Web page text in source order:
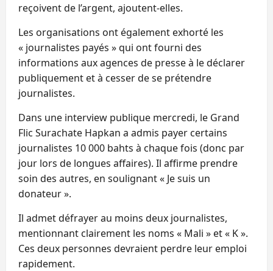
reçoivent de l’argent, ajoutent-elles.
Les organisations ont également exhorté les
« journalistes payés » qui ont fourni des
informations aux agences de presse à le déclarer
publiquement et à cesser de se prétendre
journalistes.
Dans une interview publique mercredi, le Grand
Flic Surachate Hapkan a admis payer certains
journalistes 10 000 bahts à chaque fois (donc par
jour lors de longues affaires). Il affirme prendre
soin des autres, en soulignant « Je suis un
donateur ».
Il admet défrayer au moins deux journalistes,
mentionnant clairement les noms « Mali » et « K ».
Ces deux personnes devraient perdre leur emploi
rapidement.